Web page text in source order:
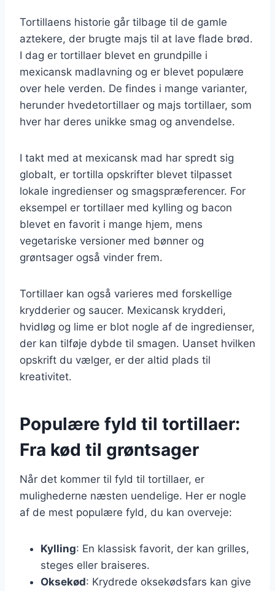
Tortillaens historie går tilbage til de gamle
aztekere, der brugte majs til at lave flade brød.
I dag er tortillaer blevet en grundpille i
mexicansk madlavning og er blevet populære
over hele verden. De findes i mange varianter,
herunder hvedetortillaer og majs tortillaer, som
hver har deres unikke smag og anvendelse.
I takt med at mexicansk mad har spredt sig
globalt, er tortilla opskrifter blevet tilpasset
lokale ingredienser og smagspræferencer. For
eksempel er tortillaer med kylling og bacon
blevet en favorit i mange hjem, mens
vegetariske versioner med bønner og
grøntsager også vinder frem.
Tortillaer kan også varieres med forskellige
krydderier og saucer. Mexicansk krydderi,
hvidløg og lime er blot nogle af de ingredienser,
der kan tilføje dybde til smagen. Uanset hvilken
opskrift du vælger, er der altid plads til
kreativitet.
Populære fyld til tortillaer:
Fra kød til grøntsager
Når det kommer til fyld til tortillaer, er
mulighederne næsten uendelige. Her er nogle
af de mest populære fyld, du kan overveje:
Kylling: En klassisk favorit, der kan grilles,
steges eller braiseres.
Oksekød: Krydrede oksekødsfars kan give